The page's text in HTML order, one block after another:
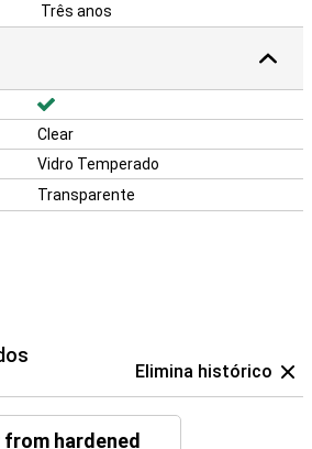
Três anos
Clear
Vidro Temperado
Transparente
Elimina histórico
hardened